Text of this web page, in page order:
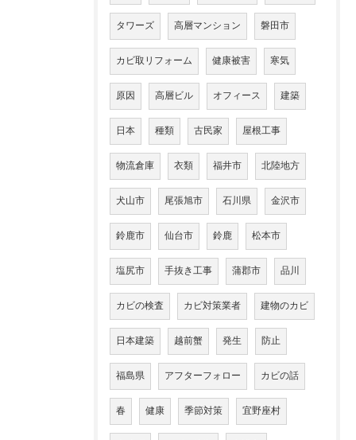
タワーズ 高層マンション 磐田市
カビ取リフォーム 健康被害 寒気
原因 高層ビル オフィース 建築
日本 種類 古民家 屋根工事
物流倉庫 衣類 福井市 北陸地方
犬山市 尾張旭市 石川県 金沢市
鈴鹿市 仙台市 鈴鹿 松本市
塩尻市 手抜き工事 蒲郡市 品川
カビの検査 カビ対策業者 建物のカビ
日本建築 越前蟹 発生 防止
福島県 アフターフォロー カビの話
春 健康 季節対策 宜野座村